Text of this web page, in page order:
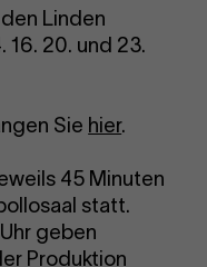
Linden
16. 20. und 23.
Sie hier.
45 Minuten
statt.
geben
Produktion